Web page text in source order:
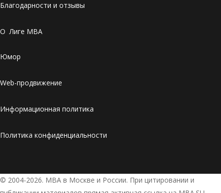
Благодарности и отзывы
О Лиге MBA
Юмор
Web-продвижение
Информационная политика
Политика конфиденциальности
© 2004-2026. МВА в Москве и России. При цитировании и